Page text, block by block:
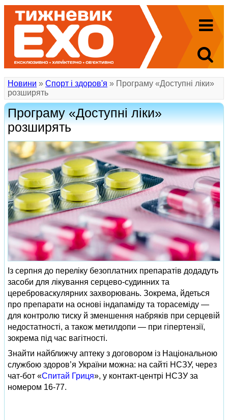
Новини » Спорт і здоров'я » Програму «Доступні ліки»
розширять
Програму «Доступні ліки»
розширять
Із серпня до переліку безоплатних препаратів додадуть
засоби для лікування серцево-судинних та
цереброваскулярних захворювань. Зокрема, йдеться
про препарати на основі індапаміду та торасеміду —
для контролю тиску й зменшення набряків при серцевій
недостатності, а також метилдопи — при гіпертензії,
зокрема під час вагітності.
Знайти найближчу аптеку з договором із Національною
службою здоров’я України можна: на сайті НСЗУ, через
чат-бот «Спитай Гриця», у контакт-центрі НСЗУ за
номером 16-77.